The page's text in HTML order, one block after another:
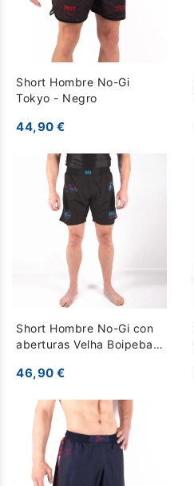
Short Hombre No-Gi
Tokyo - Negro
44,90 €
Short Hombre No-Gi con
aberturas Velha Boipeba -
46,90 €